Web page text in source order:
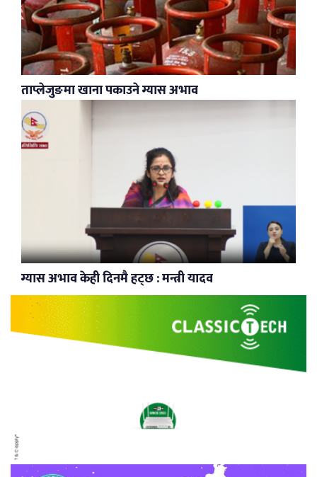
ताप्लेजुङमा खाना पकाउने ग्यास अभाव
ग्यास अभाव केही दिनमै हट्छ : मन्त्री यादव